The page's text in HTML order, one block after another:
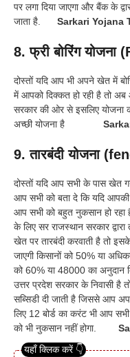
पर लगा दिया जाएगा और बैंक के
जाता है.
Sarkari
8. फ्री बोरिंग
दोस्तों यदि आप भी अपने खेत में
में आपको दिक्कत हो रही है तो
सरकार की ओर से इसलिए योजना
अच्छी योजना है
9. तारबंदी योजना
दोस्तों यदि आप सभी के पास
आप सभी को बता दे कि यदि
आप सभी को बहुत नुकसान हो रहा
के लिए सर राजस्थान सरकार
खेत पर तारबंदी करवाती है तो
जाएगी किसानों को 50% या
को 60% या 48000 का अनुदान
उत्तर प्रदेश सरकार के निवासी
सब्सिडी दी जाती है जिससे आप
लिए 12 बोर्ड का करंट भी आप
को भी नुकसान नहीं होगा.